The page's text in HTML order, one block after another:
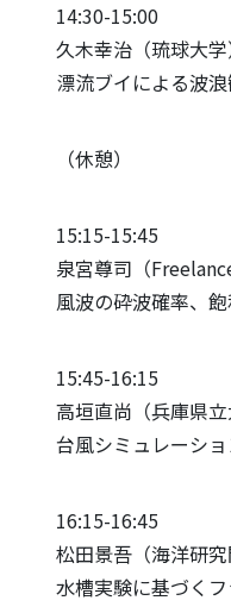
14:30-15:00
久木幸治（琉球大学
漂流ブイによる波
（休憩）
15:15-15:45
泉宮尊司（
風波の砕波確率、
15:45-16:15
高垣直尚（兵庫県立
台風シミュレーシ
16:15-16:45
松田景吾（海洋研究
水槽実験に基づく